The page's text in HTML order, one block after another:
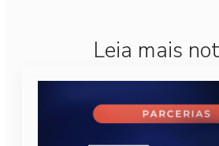
Leia mais